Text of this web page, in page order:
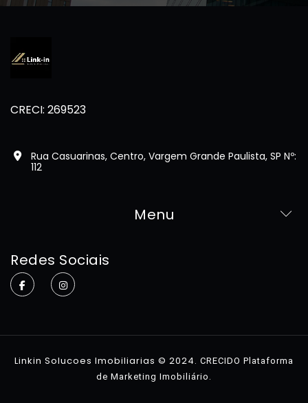
CRECI: 269523
Rua Casuarinas, Centro, Vargem Grande Paulista, SP Nº:
112
Menu
Redes Sociais
Linkin Solucoes Imobiliarias © 2024. CRECIDO Plataforma
de Marketing Imobiliário .